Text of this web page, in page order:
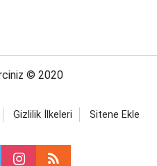
© 2020
Gizlilik İlkeleri Sitene Ekle